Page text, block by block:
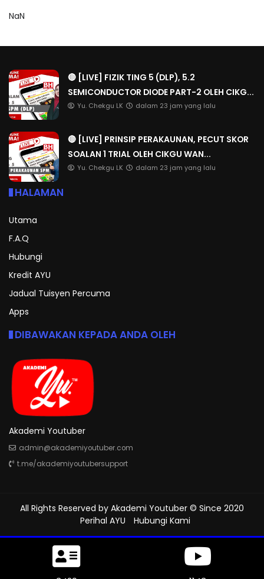
NaN
🔴 [LIVE] FIZIK TING 5 (DLP), 5.2
SEMICONDUCTOR DIODE PART-2 OLEH CIKG...
Yu. Chekgu LK dalam 23 jam yang lalu
🔴 [LIVE] PRINSIP PERAKAUNAN, PECUT SKOR
SOALAN 1 TRIAL OLEH CIKGU WAN...
Yu. Chekgu LK dalam 23 jam yang lalu
HALAMAN
Utama
F.A.Q
Hubungi
Kredit AYU
Jadual Tuisyen Percuma
Apps
DIBAWAKAN KEPADA ANDA OLEH
Akademi Youtuber
admin@akademiyoutuber.com
t.me/akademiyoutubersupport
All Rights Reserved by Akademi Youtuber © Since 2020
Perihal AYU
Hubungi Kami